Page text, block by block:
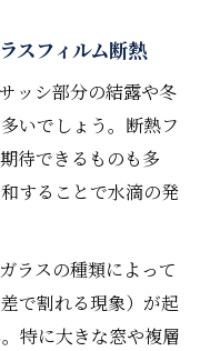
スフィルム断熱
ッシ部分の結露や冬
いでしょう。断熱フ
待できるものも多
することで水滴の発
ラスの種類によって
で割れる現象）が起
特に大きな窓や複層